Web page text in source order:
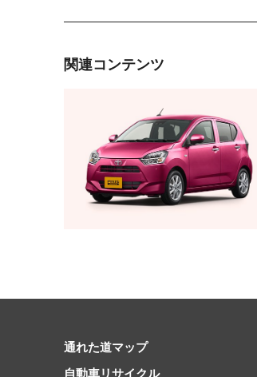
関連コンテンツ
通れた道マップ
自動車リサイクル